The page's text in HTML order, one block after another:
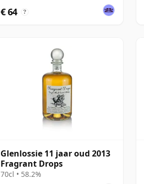
€ 64 ?
Glenlossie 11 jaar oud 2013
Fragrant Drops
70cl • 58.2%